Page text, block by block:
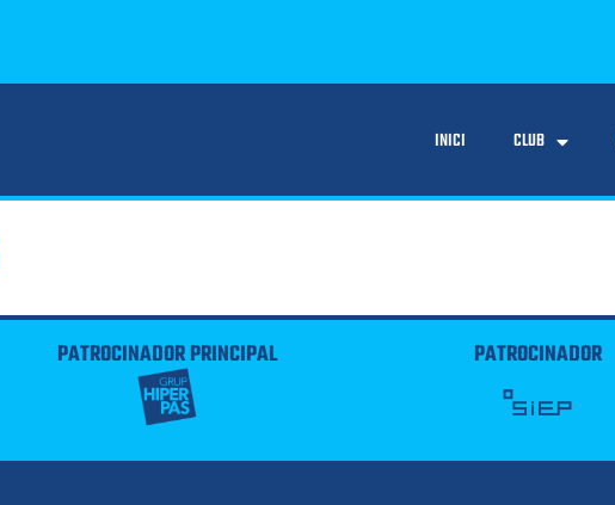
INICI CLUB
PATROCINADOR PRINCIPAL PATROCINADOR